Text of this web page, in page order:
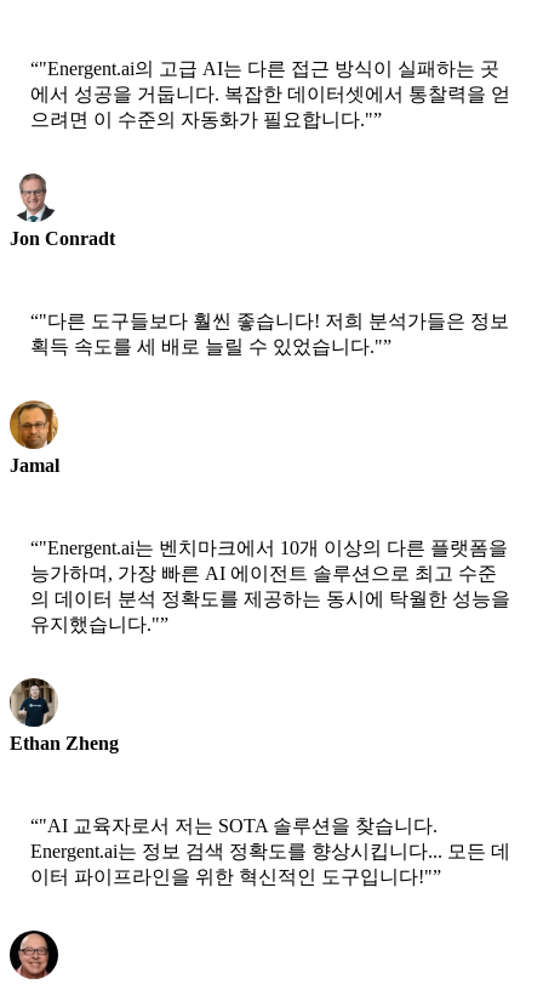
“"Energent.ai의 고급 AI는 다른 접근 방식이 실패하는 곳
에서 성공을 거둡니다. 복잡한 데이터셋에서 통찰력을 얻
으려면 이 수준의 자동화가 필요합니다."”
Jon Conradt
“"다른 도구들보다 훨씬 좋습니다! 저희 분석가들은 정보
획득 속도를 세 배로 늘릴 수 있었습니다."”
Jamal
“"Energent.ai는 벤치마크에서 10개 이상의 다른 플랫폼을
능가하며, 가장 빠른 AI 에이전트 솔루션으로 최고 수준
의 데이터 분석 정확도를 제공하는 동시에 탁월한 성능을
유지했습니다."”
Ethan Zheng
“"AI 교육자로서 저는 SOTA 솔루션을 찾습니다.
Energent.ai는 정보 검색 정확도를 향상시킵니다... 모든 데
이터 파이프라인을 위한 혁신적인 도구입니다!"”